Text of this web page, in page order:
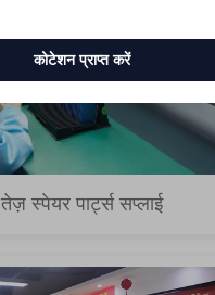
तेज़ स्पेयर पार्ट्स सप्लाई
कोटेशन प्राप्त करें